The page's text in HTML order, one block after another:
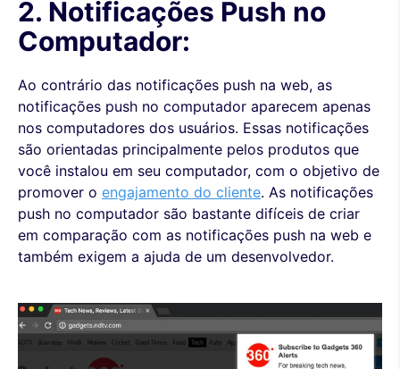
2. Notificações Push no
Computador:
Ao contrário das notificações push na web, as
notificações push no computador aparecem apenas
nos computadores dos usuários. Essas notificações
são orientadas principalmente pelos produtos que
você instalou em seu computador, com o objetivo de
promover o engajamento do cliente. As notificações
push no computador são bastante difíceis de criar
em comparação com as notificações push na web e
também exigem a ajuda de um desenvolvedor.